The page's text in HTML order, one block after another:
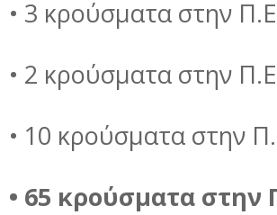
• 3 κρούσματα στην
• 2 κρούσματα στην
• 10 κρούσματα στην
• 65 κρούσματα στην